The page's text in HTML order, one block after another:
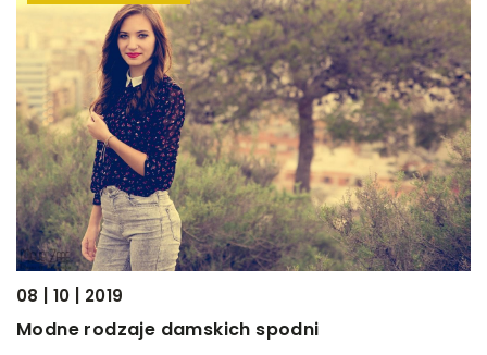
08 | 10 | 2019
Modne rodzaje damskich spodni